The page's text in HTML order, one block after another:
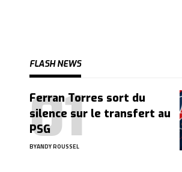
FLASH NEWS
Ferran Torres sort du
silence sur le transfert au
PSG
BYANDY ROUSSEL